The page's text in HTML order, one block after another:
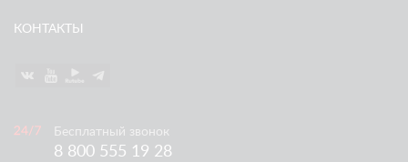
КОНТАКТЫ
Бесплатный звонок
8 800 555 19 28